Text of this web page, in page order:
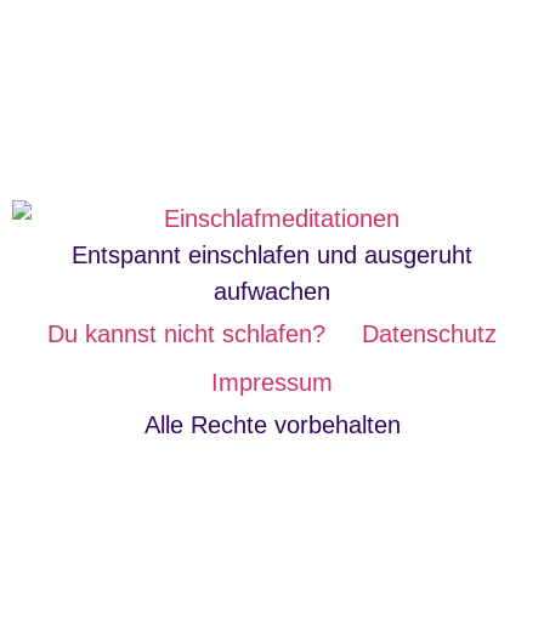
Entspannt einschlafen und ausgeruht
aufwachen
Du kannst nicht schlafen?
Datenschutz
Impressum
Alle Rechte vorbehalten